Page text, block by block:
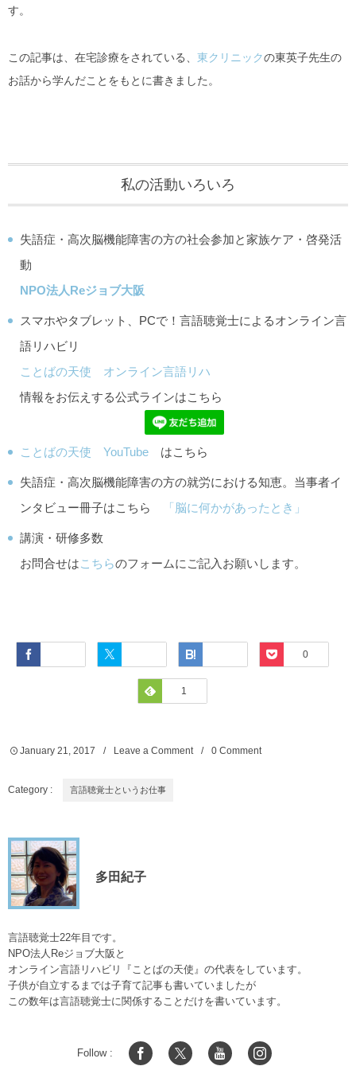
す。
この記事は、在宅診療をされている、 東クリニックの東英子先生の
お話から学んだことをもとに書きました。
私の活動いろいろ
失語症・高次脳機能障害の方の社会参加と家族ケア・啓発活
動
NPO法人Reジョブ大阪
スマホやタブレット、PCで！言語聴覚士によるオンライン言
語リハビリ
ことばの天使 オンライン言語リハ
情報をお伝えする公式ラインはこちら
ことばの天使 YouTube はこちら
失語症・高次脳機能障害の方の就労における知恵。当事者イ
ンタビュー冊子はこちら
「脳に何かがあったとき」
講演・研修多数
お問合せはこちらのフォームにご記入お願いします。
Pocket
0
Feedly
1
January 21 ,2017 Leave a Comment 0 Comment
Category : 言語聴覚士というお仕事
多田紀子
言語聴覚士22年目です。
NPO法人Reジョブ大阪と
オンライン言語リハビリ『ことばの天使』の代表をしています。
子供が自立するまでは子育て記事も書いていましたが
この数年は言語聴覚士に関係することだけを書いています。
Follow :